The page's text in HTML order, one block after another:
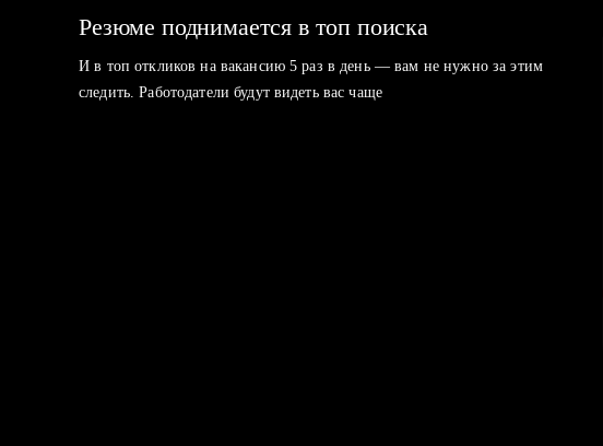
Резюме поднимается в топ поиска
И в топ откликов на вакансию 5 раз в день — вам не нужно за этим
следить. Работодатели будут видеть вас чаще